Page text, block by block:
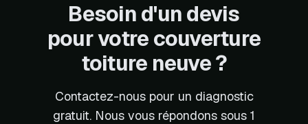
Besoin d'un devis
pour votre couverture
toiture neuve ?
Contactez-nous pour un diagnostic
gratuit. Nous vous répondons sous 1